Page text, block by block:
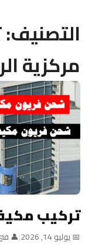
التصنيف:
مركزية
تركيب
📅 يوليو 14, 2026 |
👤